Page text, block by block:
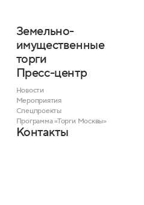
Земельно-
имущественные
торги
Пресс-центр
Новости
Мероприятия
Спецпроекты
Программа «Торги Москвы»
Контакты